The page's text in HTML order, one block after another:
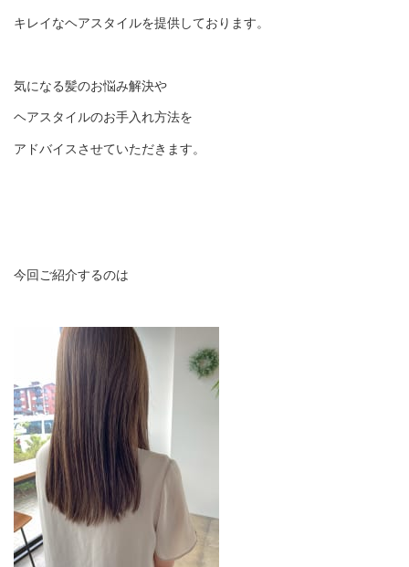
キレイなヘアスタイルを提供しております。
気になる髪のお悩み解決や
ヘアスタイルのお手入れ方法を
アドバイスさせていただきます。
今回ご紹介するのは